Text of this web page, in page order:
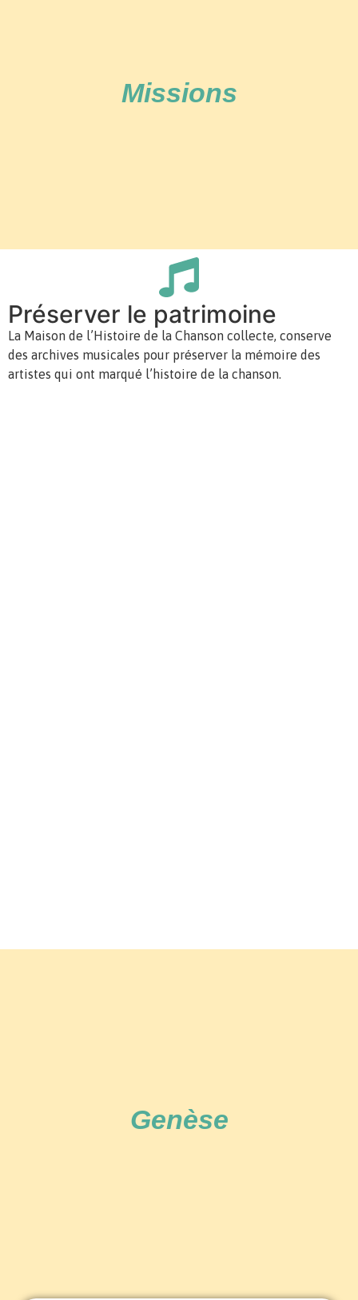
Missions
Préserver le patrimoine
La Maison de l’Histoire de la Chanson collecte, conserve
des archives musicales pour préserver la mémoire des
artistes qui ont marqué l’histoire de la chanson.
Genèse